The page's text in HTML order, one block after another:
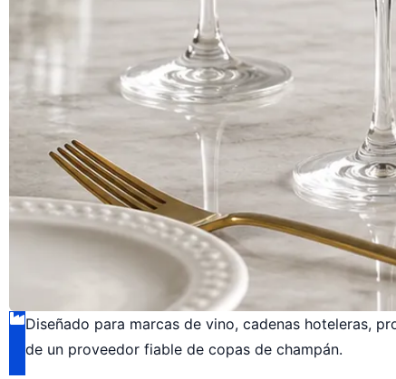
Diseñado para marcas de vino, cadenas hoteleras,
de un proveedor fiable de copas de champán.